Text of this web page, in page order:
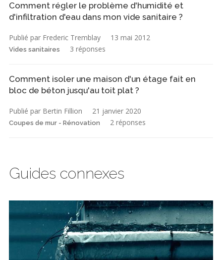
Comment régler le problème d'humidité et
d'infiltration d'eau dans mon vide sanitaire ?
Publié par Frederic Tremblay 13 mai 2012
Vides sanitaires 3 réponses
Comment isoler une maison d'un étage fait en
bloc de béton jusqu'au toit plat ?
Publié par Bertin Fillion 21 janvier 2020
Coupes de mur - Rénovation 2 réponses
Guides connexes